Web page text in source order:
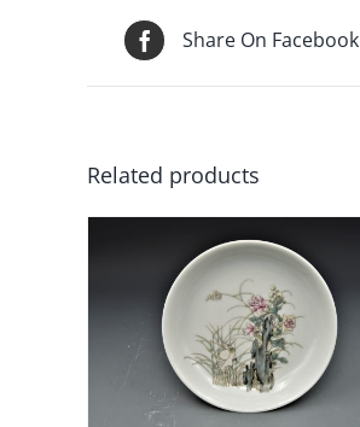
Share On Facebook
Related products